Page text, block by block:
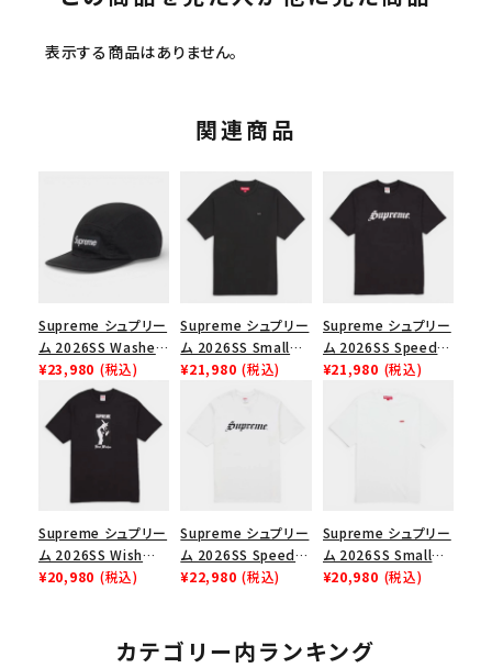
表示する商品はありません。
関連商品
Supreme シュプリー
ム 2026SS Washed
Chino Twill Camp
Cap ウォッシュド チ
ノツイル キャンプキャ
ップ ブラック
¥23,980 (税込)
Supreme シュプリー
ム 2026SS Small
Box Tee スモールボ
¥21,980 (税込)
Supreme シュプリー
ム 2026SS Speed
Tee スピードTシャツ
¥21,980 (税込)
Supreme シュプリー
ム 2026SS Wish
Tee ウィッシュTシ
¥20,980 (税込)
Supreme シュプリー
ム 2026SS Speed
Tee スピードTシャツ
¥22,980 (税込)
Supreme シュプリー
ム 2026SS Small
Box Tee スモールボ
¥20,980 (税込)
カテゴリー内ランキング